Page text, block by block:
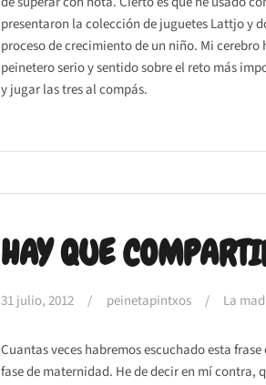
presentaron la colección de juguetes Lattjo y
proceso de crecimiento de un niño. Mi
peinetero serio y sentido sobre el reto más
y jugar las tres al compás.
HAY QUE
31 julio, 2012 peinetapintxos La
Cuantas veces habremos escuchado esta
fase de maternidad. He de decir en mí contra,